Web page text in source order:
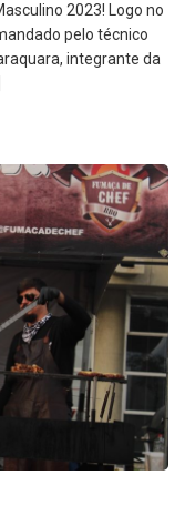
2023! Logo no
pelo técnico
integrante da